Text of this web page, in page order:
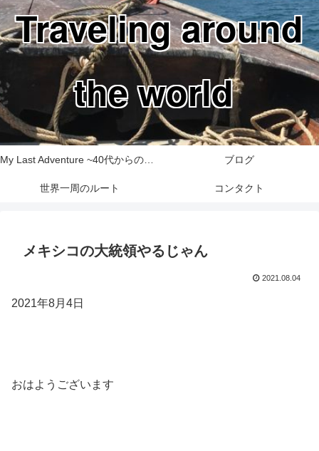
Traveling around
the world
My Last Adventure ~40代からの世界一周旅行記~ ブログ
世界一周のルート コンタクト
メキシコの大統領やるじゃん
2021.08.04
2021年8月4日
おはようございます